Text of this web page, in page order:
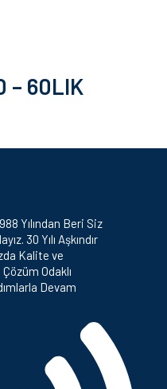
– 60LIK
Yılından Beri Siz
30 Yılı Aşkındır
Kalite ve
Odaklı
Devam